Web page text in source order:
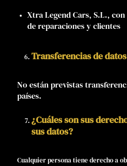
Xtra Legend Cars, S.L.,
de reparaciones y clientes
Transferencias de
No están previstas
países.
¿Cuáles son sus
sus datos?
Cualquier persona tiene derecho a